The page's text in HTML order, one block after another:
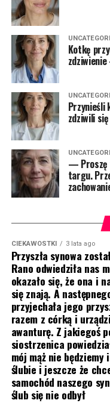
Kotkę
Przynieśli
zdziwili
— Proszę
targu.
CIEKAWOSTKI 3 lata ago
Przyszła synowa
Rano odwiedziła nas
okazało się, że ona i
się znają. A
przyjechała jego
razem z córką i
awanturę. Z jakiegoś
siostrzenica
mój mąż nie będziemy
ślubie i jeszcze że
samochód naszego
ślub się nie odbył